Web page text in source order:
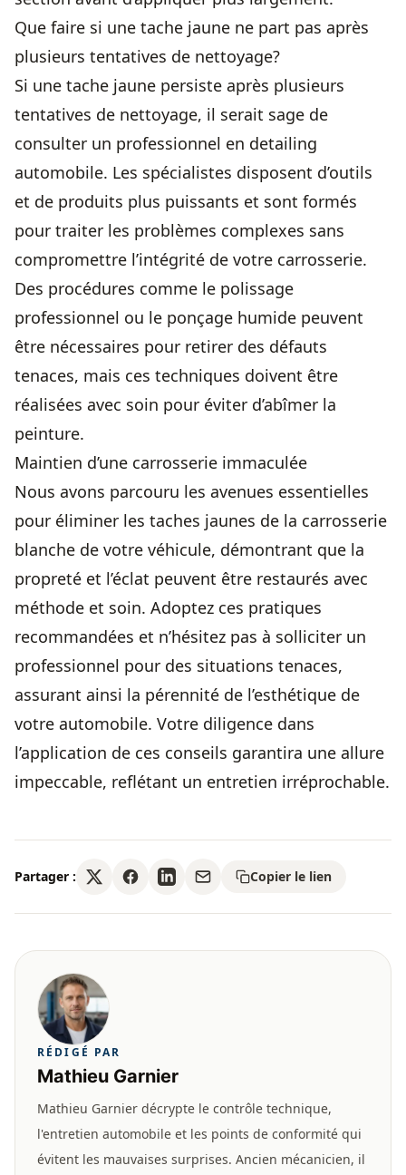
Que faire si une tache jaune ne part pas après
plusieurs tentatives de nettoyage?
Si une tache jaune persiste après plusieurs
tentatives de nettoyage, il serait sage de
consulter un professionnel en detailing
automobile. Les spécialistes disposent d’outils
et de produits plus puissants et sont formés
pour traiter les problèmes complexes sans
compromettre l’intégrité de votre carrosserie.
Des procédures comme le polissage
professionnel ou le ponçage humide peuvent
être nécessaires pour retirer des défauts
tenaces, mais ces techniques doivent être
réalisées avec soin pour éviter d’abîmer la
peinture.
Maintien d’une carrosserie immaculée
Nous avons parcouru les avenues essentielles
pour éliminer les taches jaunes de la carrosserie
blanche de votre véhicule, démontrant que la
propreté et l’éclat peuvent être restaurés avec
méthode et soin. Adoptez ces pratiques
recommandées et n’hésitez pas à solliciter un
professionnel pour des situations tenaces,
assurant ainsi la pérennité de l’esthétique de
votre automobile. Votre diligence dans
l’application de ces conseils garantira une allure
impeccable, reflétant un entretien irréprochable.
Partager : Copier le lien
RÉDIGÉ PAR
Mathieu Garnier
Mathieu Garnier décrypte le contrôle technique,
l'entretien automobile et les points de conformité qui
évitent les mauvaises surprises. Ancien mécanicien, il